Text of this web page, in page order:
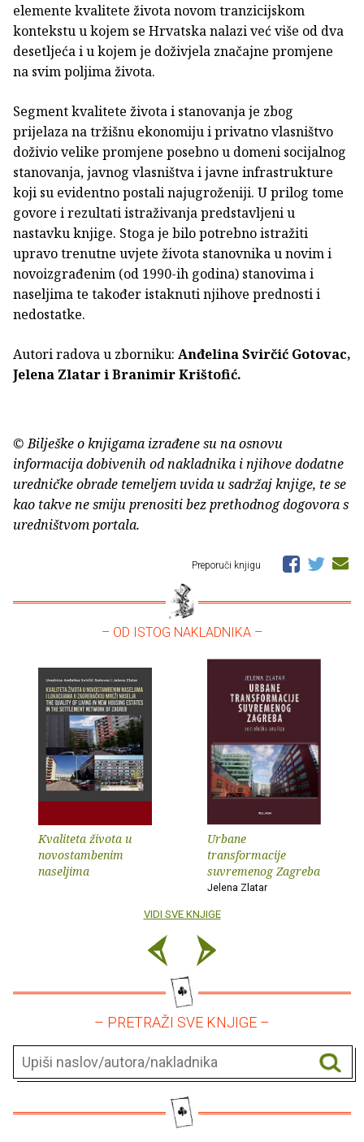
elemente kvalitete života novom tranzicijskom
kontekstu u kojem se Hrvatska nalazi već više od dva
desetljeća i u kojem je doživjela značajne promjene
na svim poljima života.
Segment kvalitete života i stanovanja je zbog
prijelaza na tržišnu ekonomiju i privatno vlasništvo
doživio velike promjene posebno u domeni socijalnog
stanovanja, javnog vlasništva i javne infrastrukture
koji su evidentno postali najugroženiji. U prilog tome
govore i rezultati istraživanja predstavljeni u
nastavku knjige. Stoga je bilo potrebno istražiti
upravo trenutne uvjete života stanovnika u novim i
novoizgrađenim (od 1990-ih godina) stanovima i
naseljima te također istaknuti njihove prednosti i
nedostatke.
Autori radova u zborniku: Anđelina Svirčić Gotovac,
Jelena Zlatar i Branimir Krištofić.
© Bilješke o knjigama izrađene su na osnovu
informacija dobivenih od nakladnika i njihove dodatne
uredničke obrade temeljem uvida u sadržaj knjige, te se
kao takve ne smiju prenositi bez prethodnog dogovora s
uredništvom portala.
Preporuči knjigu
– OD ISTOG NAKLADNIKA –
Kvaliteta života u
novostambenim
naseljima
Urbane
transformacije
suvremenog Zagreba
Jelena Zlatar
VIDI SVE KNJIGE
– PRETRAŽI SVE KNJIGE –